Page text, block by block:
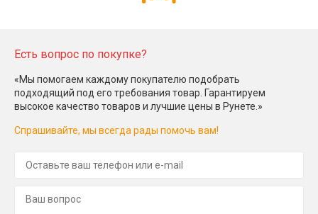
Есть вопрос по покупке?
«Мы помогаем каждому покупателю подобрать
подходящий под его требования товар. Гарантируем
высокое качество товаров и лучшие цены в Рунете.»
Спрашивайте, мы всегда рады помочь вам!